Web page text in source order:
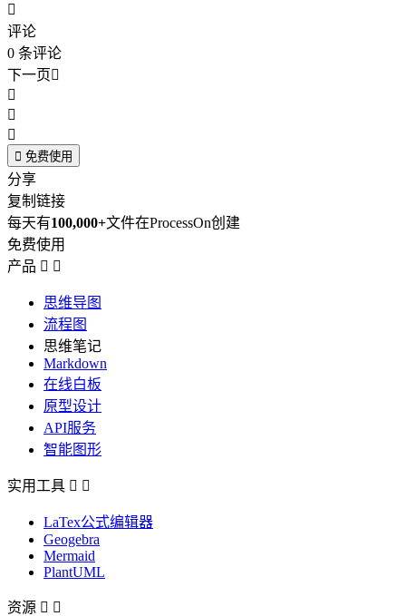

评论
0 条评论
下一页



 免费使用
分享
复制链接
每天有100,000+文件在ProcessOn创建
免费使用
产品  
思维导图
流程图
思维笔记
Markdown
在线白板
原型设计
API服务
智能图形
实用工具  
LaTex公式编辑器
Geogebra
Mermaid
PlantUML
资源  